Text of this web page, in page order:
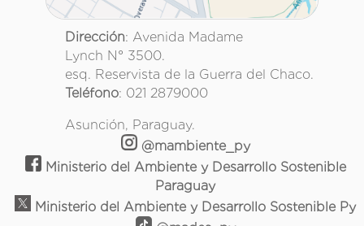
Dirección: Avenida Madame
Lynch N° 3500.
esq. Reservista de la Guerra del Chaco.
Teléfono: 021 2879000
Asunción, Paraguay.
@mambiente_py
Ministerio del Ambiente y Desarrollo Sostenible
Paraguay
Ministerio del Ambiente y Desarrollo Sostenible Py